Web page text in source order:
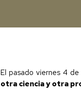
El pasado viernes 4
otra ciencia y otra